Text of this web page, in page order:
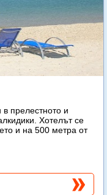
прелестното и
Хотелът се
и на 500 метра от